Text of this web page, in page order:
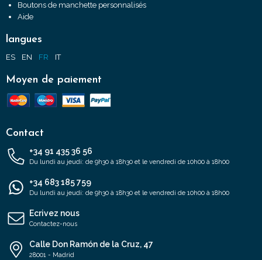
Boutons de manchette personnalisés
Aide
langues
ES EN FR IT
Moyen de paiement
Contact
+34 91 435 36 56
Du lundi au jeudi: de 9h30 à 18h30 et le vendredi de 10h00 à 18h00
+34 683 185 759
Du lundi au jeudi: de 9h30 à 18h30 et le vendredi de 10h00 à 18h00
Ecrivez nous
Contactez-nous
Calle Don Ramón de la Cruz, 47
28001 - Madrid